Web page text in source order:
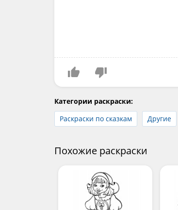
Категории раскраски:
Раскраски по сказкам
Другие
Похожие раскраски